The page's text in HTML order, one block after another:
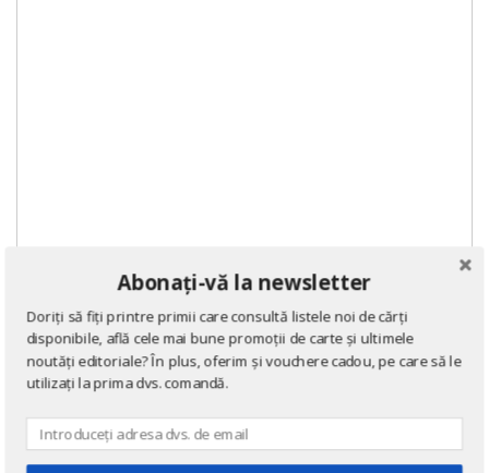
Abonați-vă la newsletter
Doriți să fiți printre primii care consultă listele noi de cărți
disponibile, află cele mai bune promoții de carte și ultimele
noutăți editoriale? În plus, oferim și vouchere cadou, pe care să le
utilizați la prima dvs. comandă.